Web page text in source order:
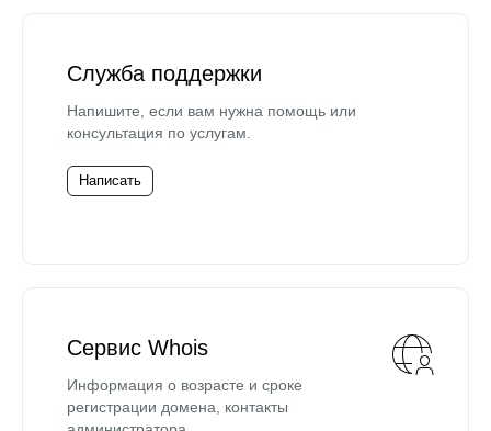
Служба поддержки
Напишите, если вам нужна помощь или
консультация по услугам.
Написать
Сервис Whois
Информация о возрасте и сроке
регистрации домена, контакты